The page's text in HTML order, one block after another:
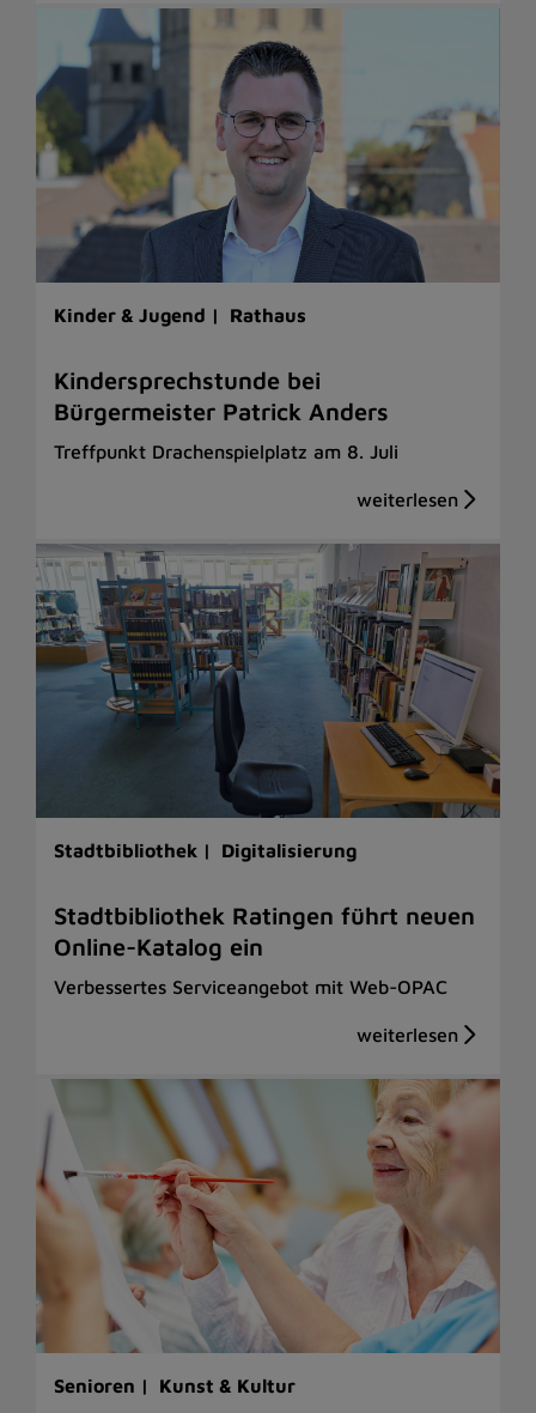
Kinder & Jugend | Rathaus
Kindersprechstunde bei
Bürgermeister Patrick Anders
Treffpunkt Drachenspielplatz am 8. Juli
Stadtbibliothek | Digitalisierung
Stadtbibliothek Ratingen führt neuen
Online-Katalog ein
Verbessertes Serviceangebot mit Web-OPAC
Senioren | Kunst & Kultur